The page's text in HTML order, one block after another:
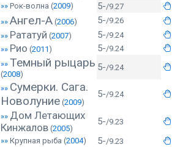
»» Рок-волна (2009) 5-/9.27
»» Ангел-А (2006) 5-/9.26
»» Рататуй (2007) 5-/9.24
»» Рио (2011) 5-/9.24
»» Темный рыцарь
(2008)
5-/9.24
»» Сумерки. Сага.
Новолуние (2009)
5-/9.24
»» Дом Летающих
Кинжалов (2005)
5-/9.23
»» Крупная рыба (2004) 5-/9.23